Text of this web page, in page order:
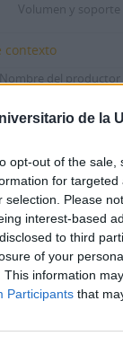
de la
opt-out of the
for
selection. Please
interest-based
to third
of your
This information
Participants that
Volumen y soporte
contexto
Nombre del productor
Historia archivística
Origen del ingreso o
transferencia
contenido y
Alcance y contenido